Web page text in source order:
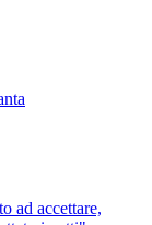
ad accettare,